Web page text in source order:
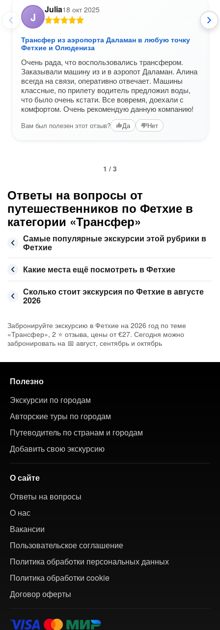
J
Julia18 окт 2025
Трансфер из аэропорта Даламан в любую точку
Фетхие и Олюдениза
Очень рада, что воспользовались трансфером.
Заказывали машину из и в аэропот Даламан. Алина
всегда на связи, оперативно отвечает. Машины
классные, по прилету водитель предложил воды,
что было очень кстати. Все вовремя, доехали с
комфортом. Очень рекомендую данную компанию!
Вам был полезен этот отзыв? Да Нет
1 / 3
Ответы на вопросы от
путешественников по Фетхие в
категории «Трансфер»
Самые популярные экскурсии этой рубрики в
Фетхие
Какие места ещё посмотреть в Фетхие
Сколько стоит экскурсия по Фетхие в августе
2026
Забронируйте экскурсию в Фетхие на 2026 год по теме
«Трансфер», 2 ⭐ отзыва, цены от €27. Сегодня можно
забронировать на 📅 август, сентябрь и октябрь
Полезно
Экскурсии по городам
Авторские туры по городам
Путеводитель по странам и городам
Добавить свою экскурсию
О сайте
Ответы на вопросы
О нас
Вакансии
Пользовательское соглашение
Политика обработки персональных данных
Политика обработки cookie
Договор оферты